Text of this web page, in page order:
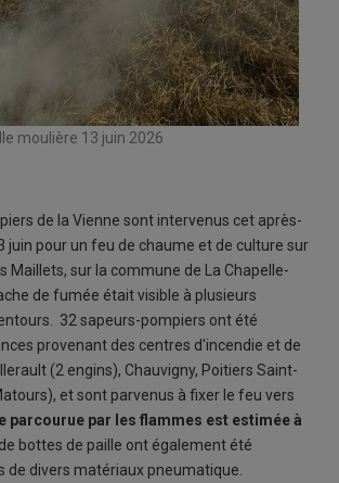
moulière 13 juin 2026
de la Vienne sont intervenus cet après-
juin pour un feu de chaume et de culture sur
Maillets, sur la commune de La Chapelle-
de fumée était visible à plusieurs
32 sapeurs-pompiers ont été
provenant des centres d'incendie et de
(2 engins), Chauvigny, Poitiers Saint-
et sont parvenus à fixer le feu vers
parcourue par les flammes est estimée à
bottes de paille ont également été
de divers matériaux pneumatique.